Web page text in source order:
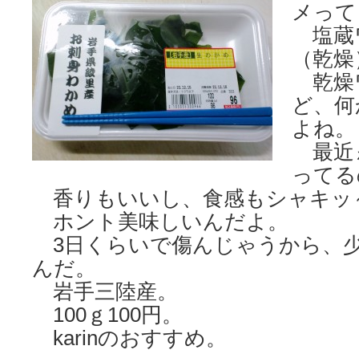
メっ
塩蔵
（乾
乾燥
ど、
よね。
最近
って
香りもいいし、食感もシャキッ
ホント美味しいんだよ。
3日くらいで傷んじゃうから、
んだ。
岩手三陸産。
100ｇ100円。
karinのおすすめ。